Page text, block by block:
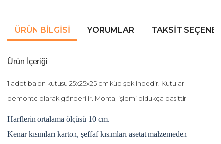
ÜRÜN BILGISI YORUMLAR TAKSIT
Ürün İçeriği
1 adet balon kutusu 25x25x25 cm küp şeklindedir. Kutular
demonte olarak gönderilir. Montaj işlemi oldukça basittir
Harflerin ortalama ölçüsü 10 cm.
Kenar kısımları karton, şeffaf kısımları asetat malzemeden